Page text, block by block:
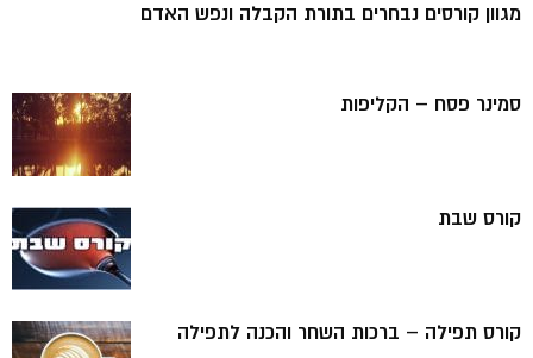
מגוון קורסים נבחרים בתורת הקבלה ונפש האדם
סמינר פסח – הקליפות
קורס שבת
קורס תפילה – ברכות השחר והכנה לתפילה